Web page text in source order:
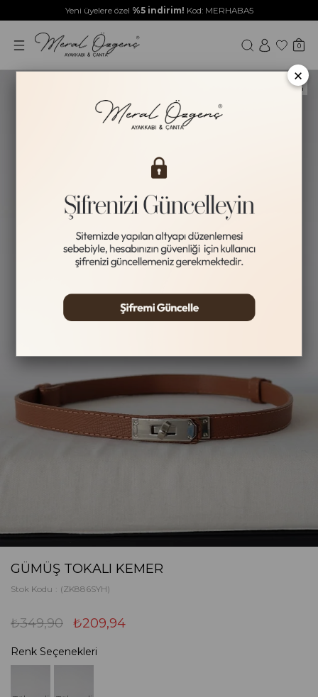
Yeni üyelere özel %5 indirim! Kod: MERHABA5
0
Yeni Ürün
GÜMÜŞ TOKALI KEMER
Stok Kodu (ZK886SYH)
₺349,90 ₺209,94
Renk Seçenekleri
×